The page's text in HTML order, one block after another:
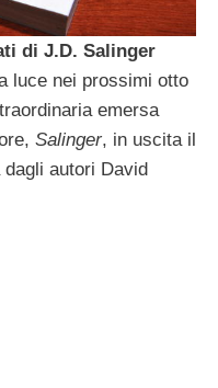
di J.D. Salinger
luce nei prossimi otto
emersa
Salinger, in uscita il
autori David